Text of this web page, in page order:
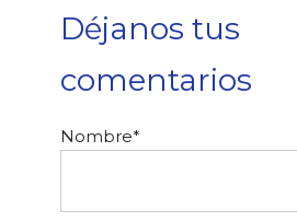
Déjanos tus
comentarios
Nombre*